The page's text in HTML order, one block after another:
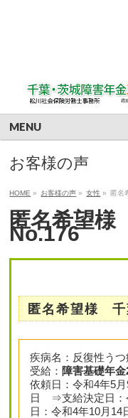
MENU
お客様の声
HOME » お客様の声 » 女性 » 匿
匿名希望
No.176
匿名希望様
疾病名：反復性う
受給： 障害基礎年金
依頼日：令和4年5
日 ⇒支給決定日
日：令和4年10月14